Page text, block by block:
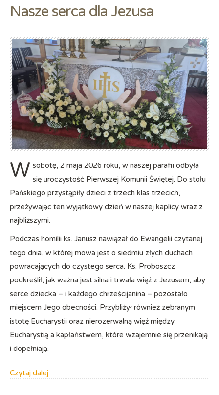
Nasze serca dla Jezusa
W sobotę, 2 maja 2026 roku, w naszej parafii odbyła
się uroczystość Pierwszej Komunii Świętej. Do stołu
Pańskiego przystąpiły dzieci z trzech klas trzecich,
przeżywając ten wyjątkowy dzień w naszej kaplicy wraz z
najbliższymi.
Podczas homilii ks. Janusz nawiązał do Ewangelii czytanej
tego dnia, w której mowa jest o siedmiu złych duchach
powracających do czystego serca. Ks. Proboszcz
podkreślił, jak ważna jest silna i trwała więź z Jezusem, aby
serce dziecka – i każdego chrześcijanina – pozostało
miejscem Jego obecności. Przybliżył również zebranym
istotę Eucharystii oraz nierozerwalną więź między
Eucharystią a kapłaństwem, które wzajemnie się przenikają
i dopełniają.
Czytaj dalej